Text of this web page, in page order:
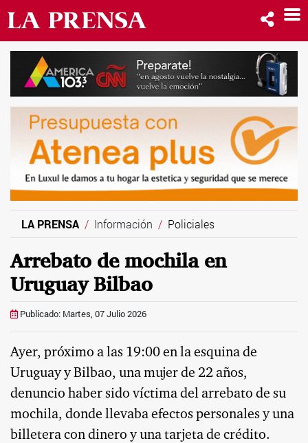
LA PRENSA Información Policiales
Arrebato de mochila en
Uruguay Bilbao
Publicado: Martes, 07 Julio 2026
Ayer, próximo a las 19:00 en la esquina de
Uruguay y Bilbao, una mujer de 22 años,
denuncio haber sido víctima del arrebato de su
mochila, donde llevaba efectos personales y una
billetera con dinero y una tarjeta de crédito.